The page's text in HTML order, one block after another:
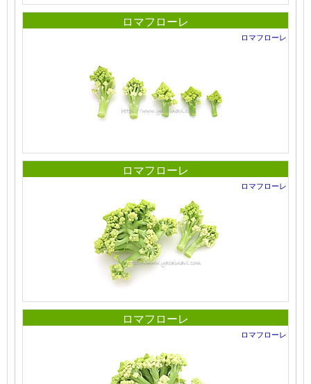
ロマフローレ
ロマフローレ
ロマフローレ
ロマフローレ
ロマフローレ
ロマフローレ